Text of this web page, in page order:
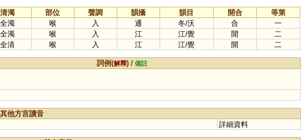
清濁 部位 聲調 韻攝 韻目 開合
等第
全濁 喉 入 通 冬/沃 合
一
全濁 喉 入 江 江/覺 開
二
全清 喉 入 江 江/覺 開 二
詞例(解釋) /備註
其他方言讀音
詳細資料